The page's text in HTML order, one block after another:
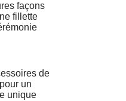
façons
fillette
de
un
unique